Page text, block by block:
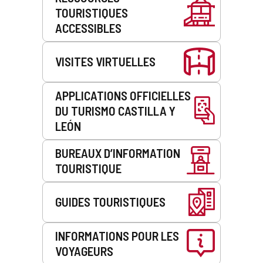
TOURISTIQUES
ACCESSIBLES
VISITES VIRTUELLES
APPLICATIONS OFFICIELLES
DU TURISMO CASTILLA Y
LEÓN
BUREAUX D’INFORMATION
TOURISTIQUE
GUIDES TOURISTIQUES
INFORMATIONS POUR LES
VOYAGEURS